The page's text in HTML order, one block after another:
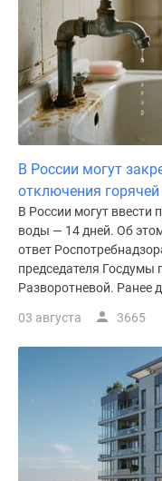
Дома
коттеджи
Коттеджные
поселки
Новой
Москве
Готовые
коттеджные
поселки
Строящиеся
коттеджные
поселки
В России могут
отключения
В России могут ввести
воды — 14 дней. Об
ответ
председателя Госдумы
Разворотневой. Ранее
03 августа 3665